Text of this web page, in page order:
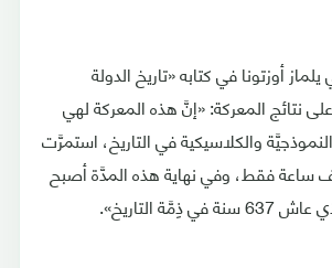
أوزتونا في كتابه «تاريخ الدولة
نتائج المعركة: «إنَّ هذه المعركة لهي
والكلاسيكية في التاريخ، استمرَّت
ساعة فقط، وفي نهاية هذه المدَّة أصبح
التاريخ».